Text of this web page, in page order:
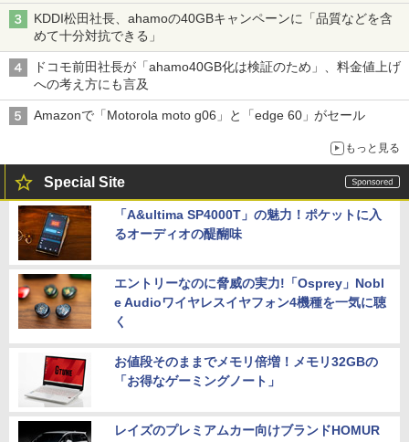
KDDI松田社長、ahamoの40GBキャンペーンに「品質などを含
めて十分対抗できる」
ドコモ前田社長が「ahamo40GB化は検証のため」、料金値上げ
への考え方にも言及
Amazonで「Motorola moto g06」と「edge 60」がセール
もっと見る
Special Site
「A&ultima SP4000T」の魅力！ポケットに入
るオーディオの醍醐味
エントリーなのに脅威の実力!「Osprey」Nobl
e Audioワイヤレスイヤフォン4機種を一気に聴
く
お値段そのままでメモリ倍増！メモリ32GBの
「お得なゲーミングノート」
レイズのプレミアムカー向けブランドHOMUR